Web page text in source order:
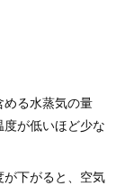
る水蒸気の量
度が低いほど少な
下がると、空気